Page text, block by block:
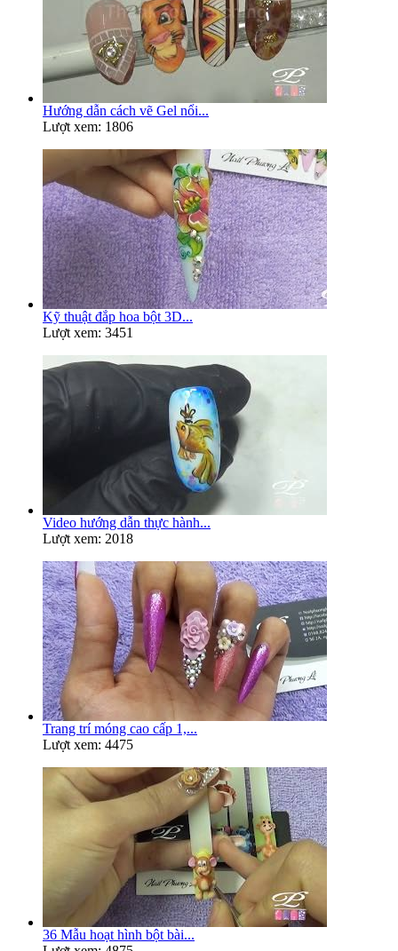
Hướng dẫn cách vẽ Gel nổi...
Lượt xem: 1806
Kỹ thuật đắp hoa bột 3D...
Lượt xem: 3451
Video hướng dẫn thực hành...
Lượt xem: 2018
Trang trí móng cao cấp 1,...
Lượt xem: 4475
36 Mẫu hoạt hình bột bài...